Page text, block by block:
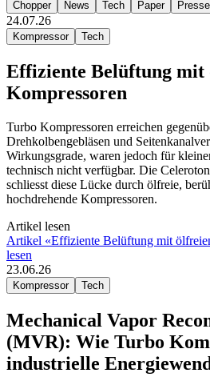
Chopper
News Tech Paper Presse
24.07.26
Kompressor Tech
Effiziente Belüftung mit
Kompressoren
Turbo Kompressoren erreichen
Drehkolbengebläsen und
Wirkungsgrade, waren jedoch für
technisch nicht verfügbar. Die
schliesst diese Lücke durch ölfreie,
hochdrehende Kompressoren.
Artikel lesen
Artikel «Effiziente Belüftung mit
lesen
23.06.26
Kompressor Tech
Mechanical Vapor
(MVR): Wie Turbo
industrielle